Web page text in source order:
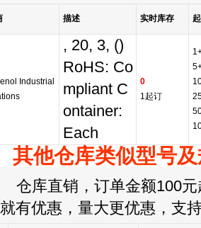
描述 实时库存
Industrial
, 20, 3, ()
RoHS: Co
mpliant C
ontainer:
Each
0
1起订
其他仓库类似型号
仓库直销，订单金额100元
有优惠，量大更优惠，支